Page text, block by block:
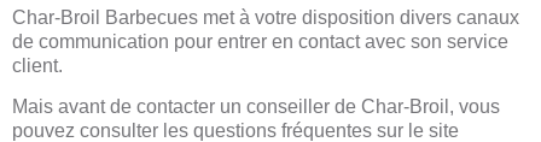
Char-Broil Barbecues met à votre disposition divers canaux
de communication pour entrer en contact avec son service
client.
Mais avant de contacter un conseiller de Char-Broil, vous
pouvez consulter les questions fréquentes sur le site